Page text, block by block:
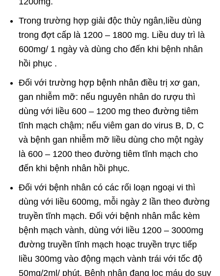
Trong trường hợp giải độc thủy ngân,liều dùng
trong đợt cấp là 1200 – 1800 mg. Liều duy trì là
600mg/ 1 ngày và dùng cho đến khi bệnh nhân
hồi phục .
Đối với trường hợp bệnh nhân điều trị xơ gan,
gan nhiễm mỡ: nếu nguyên nhân do rượu thì
dùng với liều 600 – 1200 mg theo đường tiêm
tĩnh mạch chậm; nếu viêm gan do virus B, D, C
và bệnh gan nhiễm mỡ liều dùng cho một ngày
là 600 – 1200 theo đường tiêm tĩnh mạch cho
đến khi bệnh nhân hồi phục.
Đối với bệnh nhân có các rối loạn ngoại vi thì
dùng với liều 600mg, mỗi ngày 2 lần theo đường
truyền tĩnh mạch. Đối với bệnh nhân mắc kèm
bệnh mạch vành, dùng với liều 1200 – 3000mg
đường truyền tĩnh mạch hoạc truyền trực tiếp
liều 300mg vào động mạch vành trái với tốc độ
50mg/2ml/ phút. Bệnh nhân đang lọc máu do suy